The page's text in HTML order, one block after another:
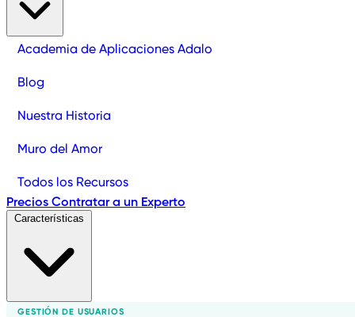
Academia de Aplicaciones Adalo
Blog
Nuestra Historia
Muro del Amor
Todos los Recursos
Precios Contratar a un Experto
GESTIÓN DE USUARIOS